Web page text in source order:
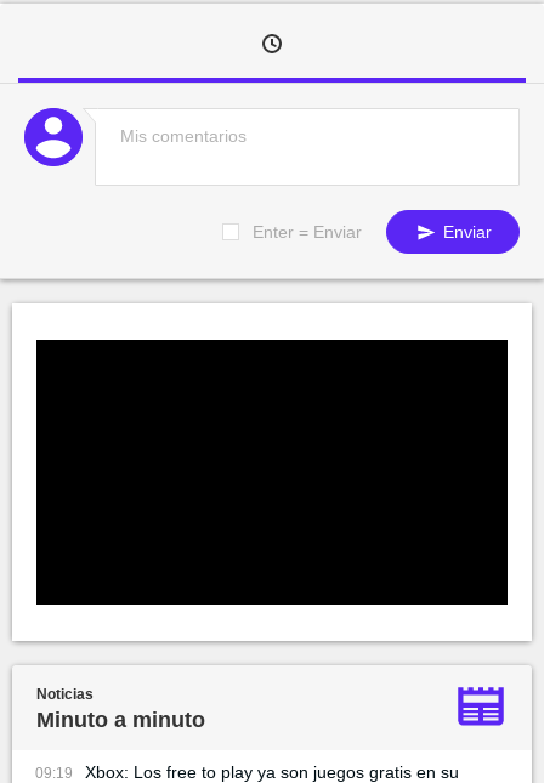
Enter = Enviar Enviar
Noticias
Minuto a minuto
09:19
Xbox: Los free to play ya son juegos gratis en su